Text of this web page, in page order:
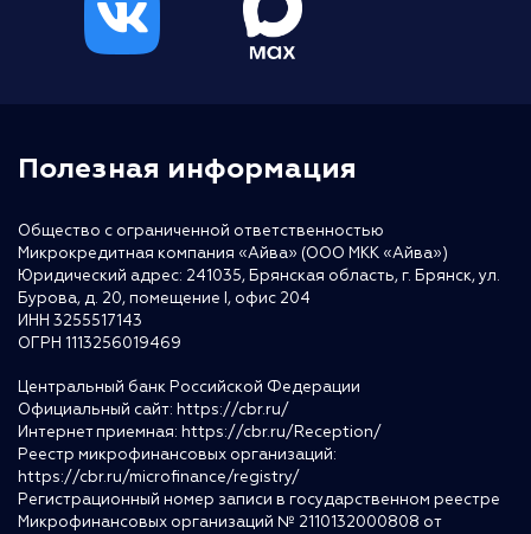
Полезная информация
Общество с ограниченной ответственностью
Микрокредитная компания «Айва» (ООО МКК «Айва»)
Юридический адрес: 241035, Брянская область, г. Брянск, ул.
Бурова, д. 20, помещение I, офис 204
ИНН 3255517143
ОГРН 1113256019469
Центральный банк Российской Федерации
Официальный сайт: https://cbr.ru/
Интернет приемная: https://cbr.ru/Reception/
Реестр микрофинансовых организаций:
https://cbr.ru/microfinance/registry/
Регистрационный номер записи в государственном реестре
Микрофинансовых организаций № 2110132000808 от